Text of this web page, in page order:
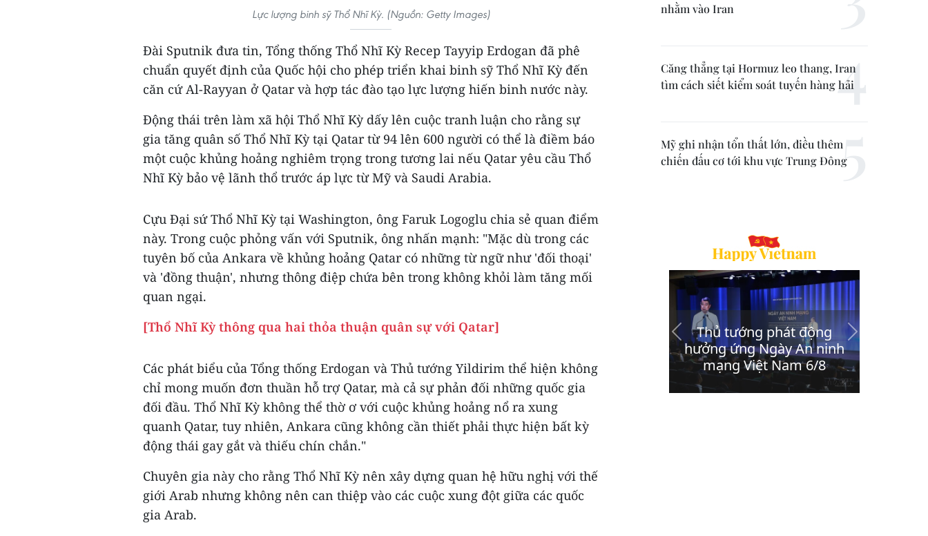
Lực lượng binh sỹ Thổ Nhĩ Kỳ. (Nguồn: Getty Images)
Đài Sputnik đưa tin, Tổng thống Thổ Nhĩ Kỳ Recep Tayyip Erdogan đã phê
chuẩn quyết định của Quốc hội cho phép triển khai binh sỹ Thổ Nhĩ Kỳ đến
căn cứ Al-Rayyan ở Qatar và hợp tác đào tạo lực lượng hiến binh nước này.
Động thái trên làm xã hội Thổ Nhĩ Kỳ dấy lên cuộc tranh luận cho rằng sự
gia tăng quân số Thổ Nhĩ Kỳ tại Qatar từ 94 lên 600 người có thể là điềm báo
một cuộc khủng hoảng nghiêm trọng trong tương lai nếu Qatar yêu cầu Thổ
Nhĩ Kỳ bảo vệ lãnh thổ trước áp lực từ Mỹ và Saudi Arabia.
Cựu Đại sứ Thổ Nhĩ Kỳ tại Washington, ông Faruk Logoglu chia sẻ quan điểm
này. Trong cuộc phỏng vấn với Sputnik, ông nhấn mạnh: "Mặc dù trong các
tuyên bố của Ankara về khủng hoảng Qatar có những từ ngữ như 'đối thoại'
và 'đồng thuận', nhưng thông điệp chứa bên trong không khỏi làm tăng mối
quan ngại.
[Thổ Nhĩ Kỳ thông qua hai thỏa thuận quân sự với Qatar]
Các phát biểu của Tổng thống Erdogan và Thủ tướng Yildirim thể hiện không
chỉ mong muốn đơn thuần hỗ trợ Qatar, mà cả sự phản đối những quốc gia
đối đầu. Thổ Nhĩ Kỳ không thể thờ ơ với cuộc khủng hoảng nổ ra xung
quanh Qatar, tuy nhiên, Ankara cũng không cần thiết phải thực hiện bất kỳ
động thái gay gắt và thiếu chín chắn."
Chuyên gia này cho rằng Thổ Nhĩ Kỳ nên xây dựng quan hệ hữu nghị với thế
giới Arab nhưng không nên can thiệp vào các cuộc xung đột giữa các quốc
gia Arab.
nhằm vào Iran
Căng thẳng tại Hormuz leo thang, Iran
tìm cách siết kiểm soát tuyến hàng hải
Mỹ ghi nhận tổn thất lớn, điều thêm
chiến đấu cơ tới khu vực Trung Đông